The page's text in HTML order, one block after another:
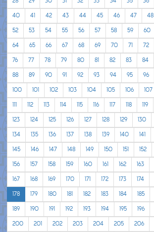
40
41 42 43 44 45 46 47 48
52
53 54 55 56 57 58 59 60
64
65 66 67 68 69 70 71 72
76
77 78 79 80 81 82 83 84
88
89 90 91 92 93 94 95 96
100
101 102 103 104 105 106 107
111
112 113 114 115 116 117 118 119
123
124 125 126 127 128 129 130
134
135 136 137 138 139 140 141
145
146 147 148 149 150 151 152
156
157 158 159 160 161 162 163
167
168 169 170 171 172 173 174
178
179 180 181 182 183 184 185
189
190 191 192 193 194 195 196
200
201 202 203 204 205 206